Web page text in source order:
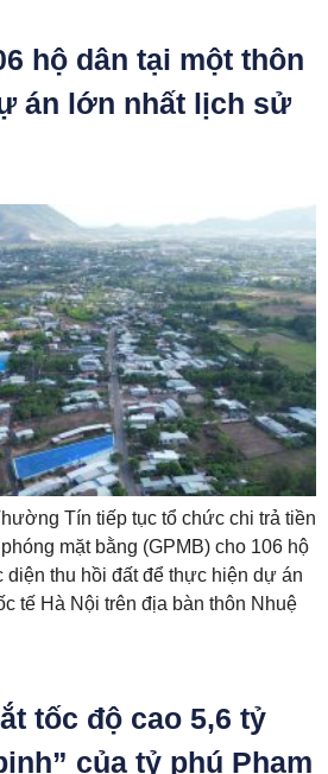
hộ dân tại một thôn
án lớn nhất lịch sử
Tín tiếp tục tổ chức chi trả tiền
mặt bằng (GPMB) cho 106 hộ
diện thu hồi đất để thực hiện dự án
tế Hà Nội trên địa bàn thôn Nhuệ
tốc độ cao 5,6 tỷ
của tỷ phú Phạm